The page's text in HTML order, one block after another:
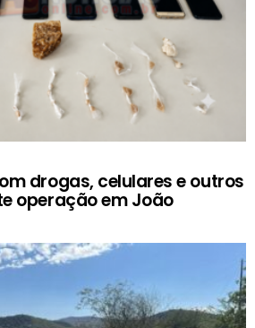
drogas, celulares e outros
operação em João